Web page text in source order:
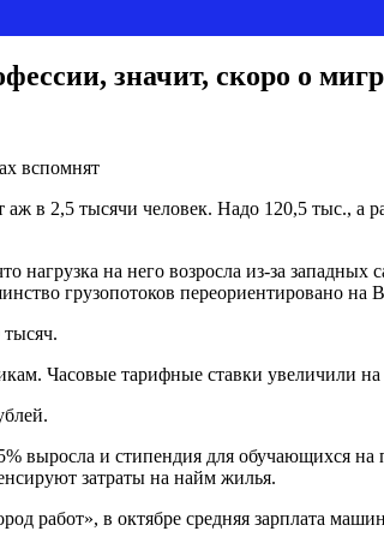
значит, скоро о
в 2,5 тысячи человек. Надо 120,5 тыс., а
на него возросла из-за
грузопотоков переориентировано на
Часовые тарифные ставки увеличили на
выросла и стипендия для обучающихся
затраты на найм жилья.
работ», в октябре средняя зарплата